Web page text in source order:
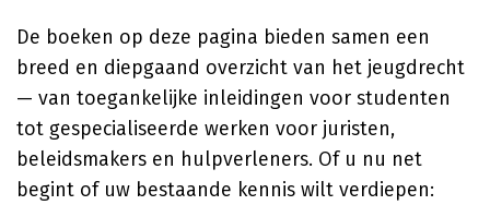
De boeken op deze pagina bieden samen een
breed en diepgaand overzicht van het jeugdrecht
— van toegankelijke inleidingen voor studenten
tot gespecialiseerde werken voor juristen,
beleidsmakers en hulpverleners. Of u nu net
begint of uw bestaande kennis wilt verdiepen: